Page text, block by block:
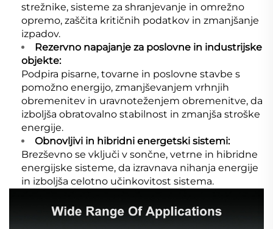
strežnike, sisteme za shranjevanje in omrežno
opremo, zaščita kritičnih podatkov in zmanjšanje
izpadov.
Rezervno napajanje za poslovne in industrijske
objekte:
Podpira pisarne, tovarne in poslovne stavbe s
pomožno energijo, zmanjševanjem vrhnjih
obremenitev in uravnoteženjem obremenitve, da
izboljša obratovalno stabilnost in zmanjša stroške
energije.
Obnovljivi in hibridni energetski sistemi:
Brezševno se vključi v sončne, vetrne in hibridne
energijske sisteme, da izravnava nihanja energije
in izboljša celotno učinkovitost sistema.